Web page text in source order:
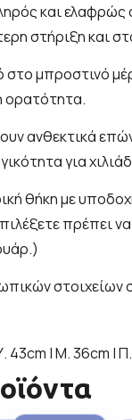
και
στήριξη και
στο μπροστινό
ορατότητα.
ανθεκτικά
για
θήκη με
πρέπει
στοιχείων
43cm | Μ. 36cm |